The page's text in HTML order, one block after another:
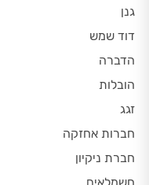
גנן
דוד שמש
הדברה
הובלות
זגג
חברות אחזקה
חברת ניקיון